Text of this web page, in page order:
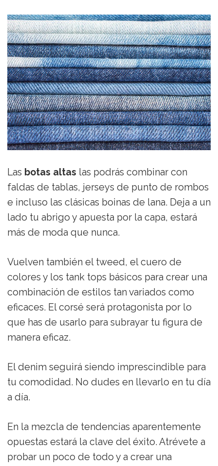
Las botas altas las podrás combinar con
faldas de tablas, jerseys de punto de rombos
e incluso las clásicas boinas de lana. Deja a un
lado tu abrigo y apuesta por la capa, estará
más de moda que nunca.
Vuelven también el tweed, el cuero de
colores y los tank tops básicos para crear una
combinación de estilos tan variados como
eficaces. El corsé será protagonista por lo
que has de usarlo para subrayar tu figura de
manera eficaz.
El denim seguirá siendo imprescindible para
tu comodidad. No dudes en llevarlo en tu día
a día.
En la mezcla de tendencias aparentemente
opuestas estará la clave del éxito. Atrévete a
probar un poco de todo y a crear una